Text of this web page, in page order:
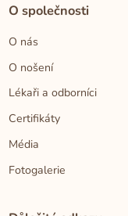
O společnosti
O nás
O nošení
Lékaři a odborníci
Certifikáty
Média
Fotogalerie